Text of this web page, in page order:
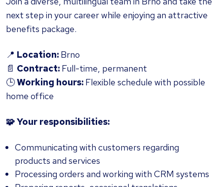
next step in your career while enjoying an attractive
benefits package.
📍 Location: Brno
📄 Contract: Full-time, permanent
🕒Working hours: Flexible schedule with possible
home office
🧩 Your responsibilities:
Communicating with customers regarding
products and services
Processing orders and working with CRM systems